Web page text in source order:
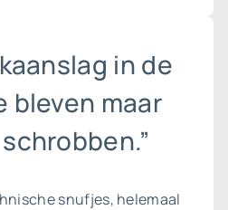
in de
bleven maar
snufjes, helemaal